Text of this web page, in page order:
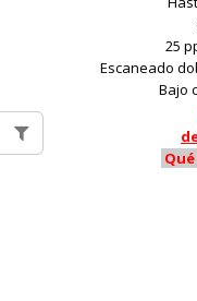
25
Escaneado
Bajo